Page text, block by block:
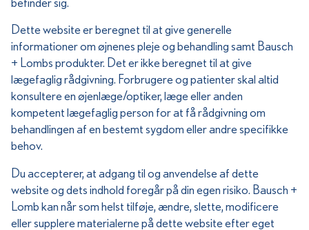
Dette website er beregnet til at give generelle
informationer om øjnenes pleje og behandling samt Bausch
+ Lombs produkter. Det er ikke beregnet til at give
lægefaglig rådgivning. Forbrugere og patienter skal altid
konsultere en øjenlæge/optiker, læge eller anden
kompetent lægefaglig person for at få rådgivning om
behandlingen af en bestemt sygdom eller andre specifikke
behov.
Du accepterer, at adgang til og anvendelse af dette
website og dets indhold foregår på din egen risiko. Bausch +
Lomb kan når som helst tilføje, ændre, slette, modificere
eller supplere materialerne på dette website efter eget